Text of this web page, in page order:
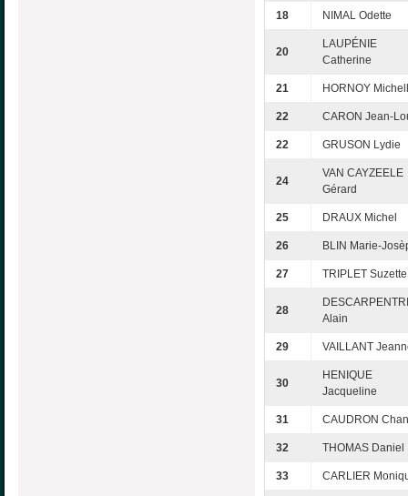
18 NIMAL Odette
20
LAUPÉNIE
Catherine
21 HORNOY
22 CARON Jean-
22 GRUSON Lydie
24
VAN CAYZEELE
Gérard
25 DRAUX Michel
26 BLIN Marie-
27 TRIPLET Suzette
28
Alain
29 VAILLANT
30
HENIQUE
Jacqueline
31 CAUDRON
32 THOMAS Daniel
33 CARLIER